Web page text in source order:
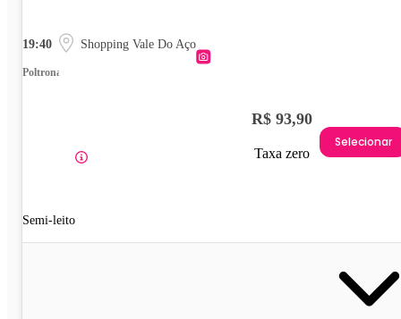
19:40 Shopping Vale Do Aço
Poltrona
Semi-leito
R$ 93,90
Taxa zero
Selecionar